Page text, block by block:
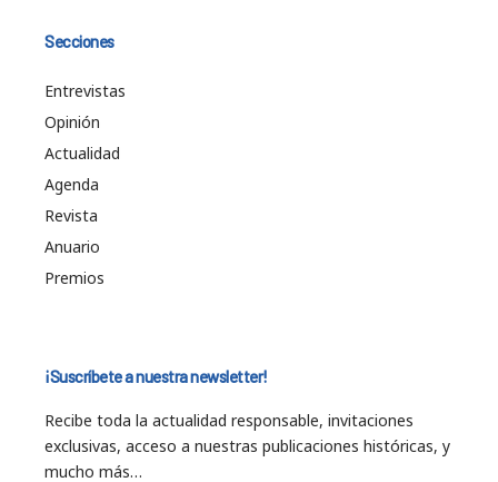
Secciones
Entrevistas
Opinión
Actualidad
Agenda
Revista
Anuario
Premios
¡Suscríbete a nuestra newsletter!
Recibe toda la actualidad responsable, invitaciones
exclusivas, acceso a nuestras publicaciones históricas, y
mucho más…